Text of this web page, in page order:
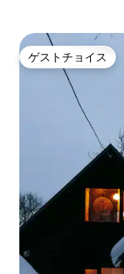
ゲストチョイス
ゲストチョイス